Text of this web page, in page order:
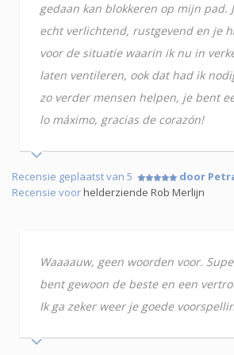
gedaan kan blokkeren op mijn pad.
echt verlichtend, rustgevend en je
voor de situatie waarin ik nu in
laten ventileren, ook dat had ik
zo verder mensen helpen, je bent
lo máximo, gracias de corazón!
Recensie geplaatst van 5
door
Recensie voorhelderziende Rob Merlijn
Waaaauw, geen woorden voor.
bent gewoon de beste en een
Ik ga zeker weer je goede